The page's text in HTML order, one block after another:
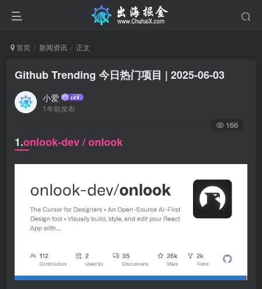
首页 新闻资讯 正文
Github Trending 今日热门项目 | 2025-06-03
小爱
1年前发布
166
1.onlook-dev / onlook